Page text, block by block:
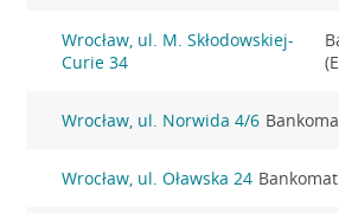
Wrocław, ul. M. Skłodowskiej-
Curie 34
Wrocław, ul. Norwida 4/6
Wrocław, ul. Oławska 24